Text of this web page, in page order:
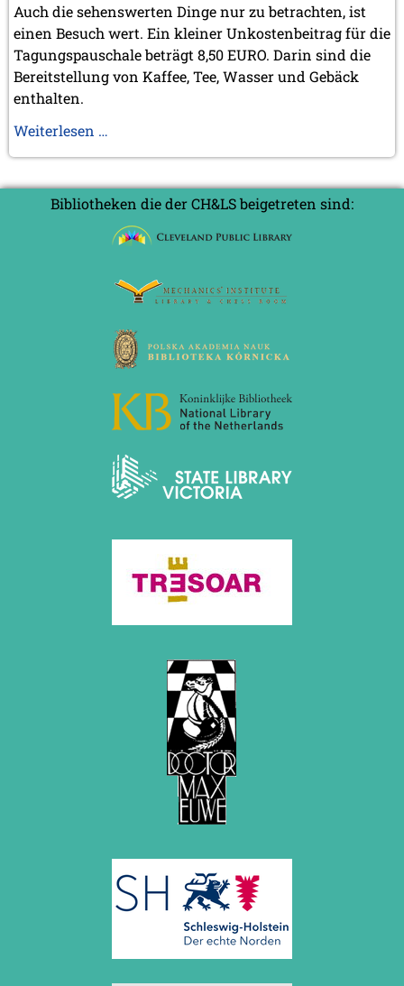
Oktober 2021 (1 Eintrag)
August 2021 (1 Eintrag)
2019
Oktober 2019 (1 Eintrag)
Mai 2019 (1 Eintrag)
2017
Juni 2017 (1 Eintrag)
2012
Juni 2012 (1 Eintrag)
Mai 2012 (1 Eintrag)
April 2012 (6 Einträge)
Februar 2012 (3 Einträge)
Januar 2012 (5 Einträge)
Dezember 2011 (1 Eintrag)
November 2011 (2 Einträge)
August 2011 (3 Einträge)
Juli 2011 (2 Einträge)
Juni 2011 (2 Einträge)
April 2011 (5 Einträge)
März 2011 (1 Eintrag)
Februar 2011 (1 Eintrag)
Dezember 2010 (1 Eintrag)
November 2010 (2 Einträge)
September 2010 (1 Eintrag)
Januar 2010 (4 Einträge)
Dezember 2009 (3 Einträge)
November 2009 (4 Einträge)
Juni 2009 (1 Eintrag)
Mai 2009 (3 Einträge)
Februar 2009 (1 Eintrag)
Dezember 2008 (1 Eintrag)
November 2008 (8 Einträge)
Auch die sehenswerten Dinge nur zu betrachten, ist
einen Besuch wert. Ein kleiner Unkostenbeitrag für die
Tagungspauschale beträgt 8,50 EURO. Darin sind die
Bereitstellung von Kaffee, Tee, Wasser und Gebäck
enthalten.
Weiterlesen …
in
Jena
Bibliotheken die der CH&LS beigetreten sind: